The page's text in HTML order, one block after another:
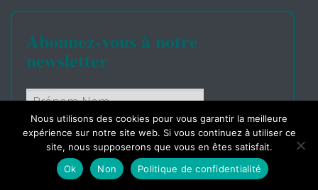
Abonnez-vous à notre
newsletter
Lire nos conditions
Nous utilisons des cookies pour vous garantir la meilleure
expérience sur notre site web. Si vous continuez à utiliser ce
site, nous supposerons que vous en êtes satisfait.
Ok
Non Politique de confidentialité